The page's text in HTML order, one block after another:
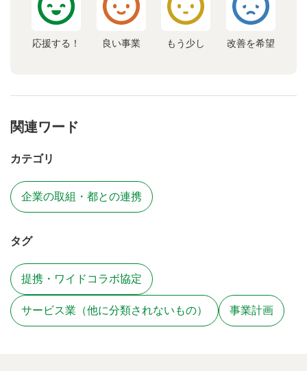
応援する！ 良い事業 もう少し 改善を希望
関連ワード
カテゴリ
企業の取組・都との連携
タグ
提携・ワイドコラボ協定
サービス業（他に分類されないもの） 事業計画